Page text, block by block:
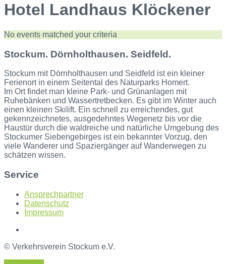
Hotel Landhaus Klöckener
No events matched your criteria
Stockum. Dörnholthausen. Seidfeld.
Stockum mit Dörnholthausen und Seidfeld ist ein kleiner
Ferienort in einem Seitental des Naturparks Homert.
Im Ort findet man kleine Park- und Grünanlagen mit
Ruhebänken und Wassertretbecken. Es gibt im Winter auch
einen kleinen Skilift. Ein schnell zu erreichendes, gut
gekennzeichnetes, ausgedehntes Wegenetz bis vor die
Haustür durch die waldreiche und natürliche Umgebung des
Stockumer Siebengebirges ist ein bekannter Vorzug, den
viele Wanderer und Spaziergänger auf Wanderwegen zu
schätzen wissen.
Service
Ansprechpartner
Datenschutz
Impressum
© Verkehrsverein Stockum e.V.